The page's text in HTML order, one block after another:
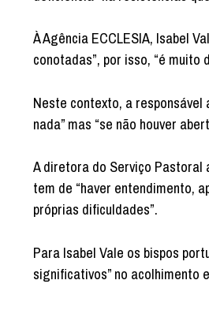
À Agência ECCLESIA, Isabel
conotadas”, por isso, “é muito
Neste contexto, a
nada” mas “se não houver
A diretora do Serviço Pastoral
tem de “haver entendimento,
próprias dificuldades”.
Para Isabel Vale os bispos
significativos” no acolhimento